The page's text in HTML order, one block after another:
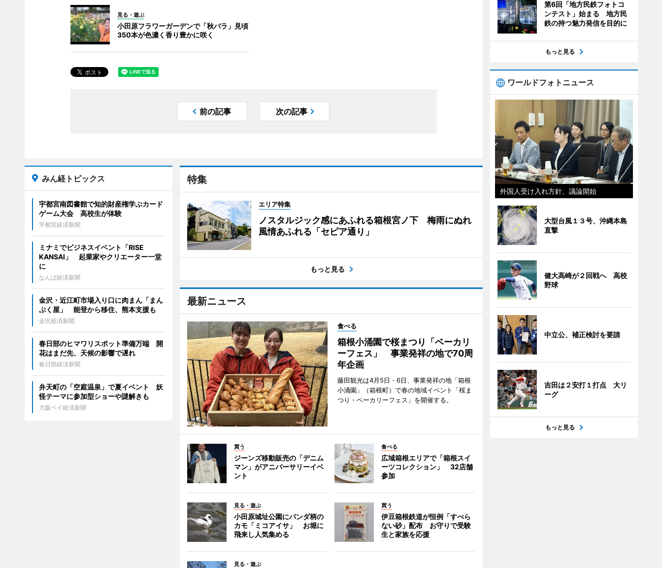
見る・遊ぶ
小田原フラワーガーデンで「秋バラ」見頃
350本が色濃く香り豊かに咲く
前の記事 次の記事
特集
エリア特集
ノスタルジック感にあふれる箱根宮ノ下 梅雨にぬれ
風情あふれる「セピア通り」
もっと見る
最新ニュース
食べる
箱根小涌園で桜まつり「ベーカリ
ーフェス」 事業発祥の地で70周
年企画
藤田観光は4月5日・6日、事業発祥の地「箱根
小涌園」（箱根町）で春の地域イベント「桜ま
つり・ベーカリーフェス」を開催する。
買う
ジーンズ移動販売の「デニム
マン」がアニバーサリーイベ
ント
食べる
広域箱根エリアで「箱根スイ
ーツコレクション」 32店舗
参加
見る・遊ぶ
小田原城址公園にパンダ柄の
カモ「ミコアイサ」 お堀に
飛来し人気集める
買う
伊豆箱根鉄道が恒例「すべら
ない砂」配布 お守りで受験
生と家族を応援
見る・遊ぶ
みん経トピックス
宇都宮南図書館で知的財産権学ぶカード
ゲーム大会 高校生が体験
宇都宮経済新聞
ミナミでビジネスイベント「RISE
KANSAI」 起業家やクリエーター一堂
に
なんば経済新聞
金沢・近江町市場入り口に肉まん「まん
ぷく屋」 能登から移住、熊本支援も
金沢経済新聞
春日部のヒマワリスポット準備万端 開
花はまだ先、天候の影響で遅れ
春日部経済新聞
弁天町の「空庭温泉」で夏イベント 妖
怪テーマに参加型ショーや謎解きも
大阪ベイ経済新聞
第6回「地方民鉄フォトコ
ンテスト」始まる 地方民
鉄の持つ魅力発信を目的に
もっと見る
ワールドフォトニュース
外国人受け入れ方針、議論開始
大型台風１３号、沖縄本島
直撃
健大高崎が２回戦へ 高校
野球
中立公、補正検討を要請
吉田は２安打１打点 大リ
ーグ
もっと見る